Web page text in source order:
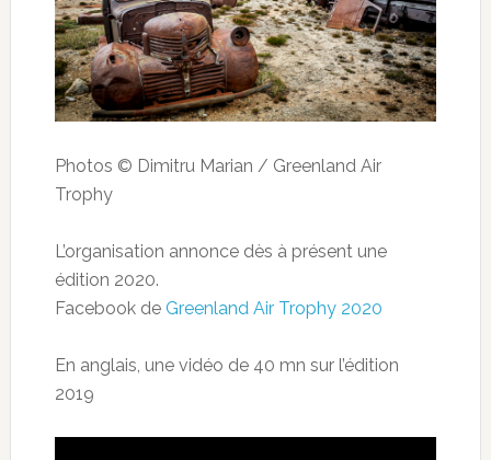
Photos © Dimitru Marian / Greenland Air
Trophy
L’organisation annonce dès à présent une
édition 2020.
Facebook de Greenland Air Trophy 2020
En anglais, une vidéo de 40 mn sur l’édition
2019